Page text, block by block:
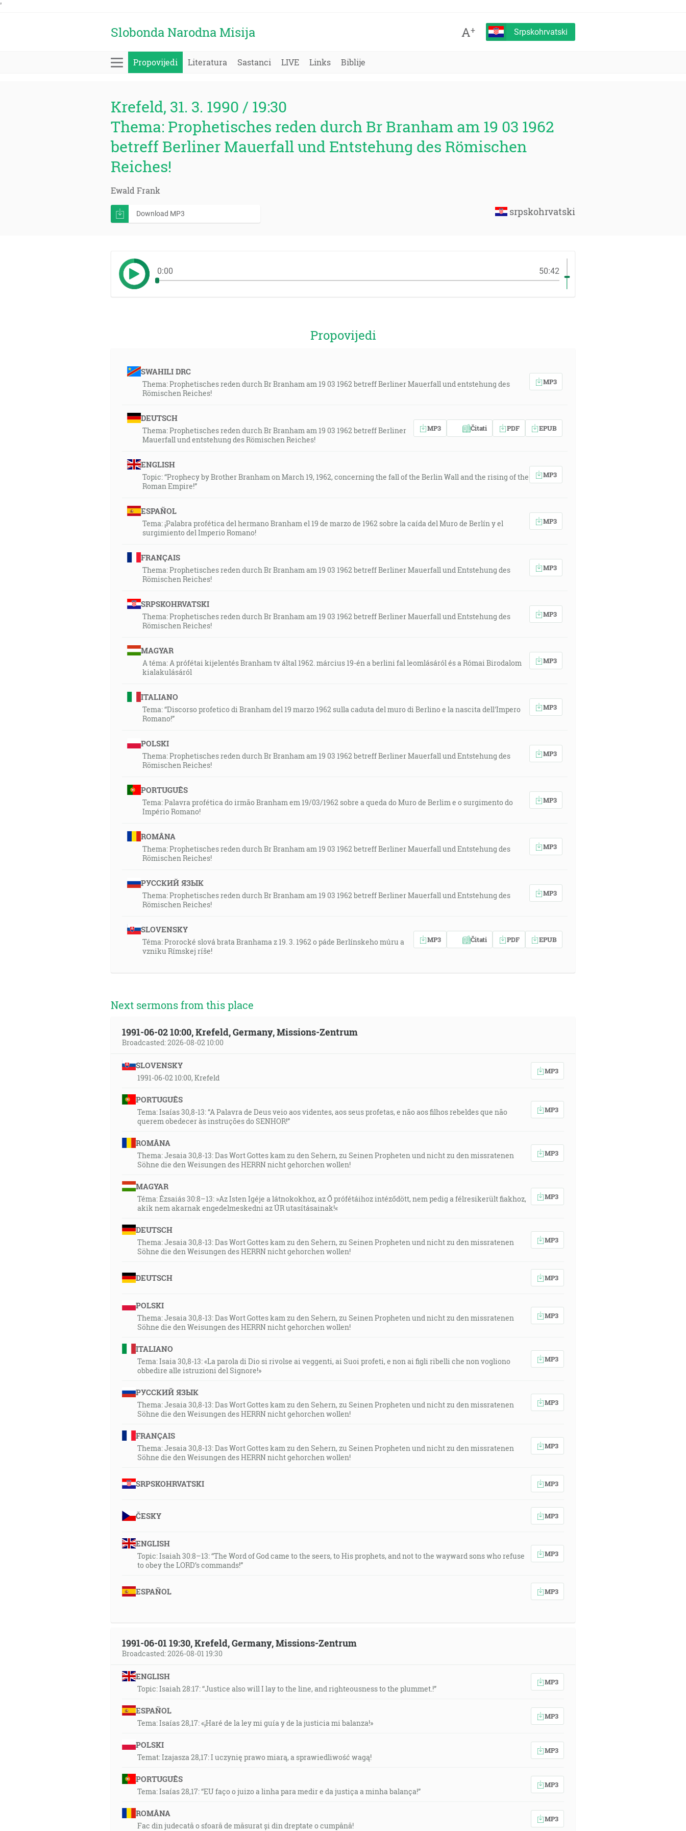
'
Slobonda Narodna Misija A+ Srpskohrvatski
Propovijedi Literatura Sastanci LIVE Links Biblije
Krefeld, 31. 3. 1990 / 19:30
Thema: Prophetisches reden durch Br Branham am 19 03 1962
betreff Berliner Mauerfall und Entstehung des Römischen
Reiches!
Ewald Frank
srpskohrvatski
Download MP3
0:00 50:42
Propovijedi
SWAHILI DRC
Thema: Prophetisches reden durch Br Branham am 19 03 1962 betreff Berliner Mauerfall und entstehung des
Römischen Reiches!
MP3
DEUTSCH
Thema: Prophetisches reden durch Br Branham am 19 03 1962 betreff Berliner
Mauerfall und entstehung des Römischen Reiches!
MP3 Čitati PDF EPUB
ENGLISH
Topic: “Prophecy by Brother Branham on March 19, 1962, concerning the fall of the Berlin Wall and the rising of the
Roman Empire!”
MP3
ESPAÑOL
Tema: ¡Palabra profética del hermano Branham el 19 de marzo de 1962 sobre la caída del Muro de Berlín y el
surgimiento del Imperio Romano!
MP3
FRANÇAIS
Thema: Prophetisches reden durch Br Branham am 19 03 1962 betreff Berliner Mauerfall und Entstehung des
Römischen Reiches!
MP3
SRPSKOHRVATSKI
Thema: Prophetisches reden durch Br Branham am 19 03 1962 betreff Berliner Mauerfall und Entstehung des
Römischen Reiches!
MP3
MAGYAR
A téma: A prófétai kijelentés Branham tv által 1962. március 19-én a berlini fal leomlásáról és a Római Birodalom
kialakulásáról
MP3
ITALIANO
Tema: “Discorso profetico di Branham del 19 marzo 1962 sulla caduta del muro di Berlino e la nascita dell'Impero
Romano!”
MP3
POLSKI
Thema: Prophetisches reden durch Br Branham am 19 03 1962 betreff Berliner Mauerfall und Entstehung des
Römischen Reiches!
MP3
PORTUGUÊS
Tema: Palavra profética do irmão Branham em 19/03/1962 sobre a queda do Muro de Berlim e o surgimento do
Império Romano!
MP3
ROMÂNA
Thema: Prophetisches reden durch Br Branham am 19 03 1962 betreff Berliner Mauerfall und Entstehung des
Römischen Reiches!
MP3
РУССКИЙ ЯЗЫК
Thema: Prophetisches reden durch Br Branham am 19 03 1962 betreff Berliner Mauerfall und Entstehung des
Römischen Reiches!
MP3
SLOVENSKY
Téma: Prorocké slová brata Branhama z 19. 3. 1962 o páde Berlínskeho múru a
vzniku Rímskej ríše!
MP3 Čitati PDF EPUB
Next sermons from this place
1991-06-02 10:00, Krefeld, Germany, Missions-Zentrum
Broadcasted: 2026-08-02 10:00
SLOVENSKY
1991-06-02 10:00, Krefeld
MP3
PORTUGUÊS
Tema: Isaías 30,8-13: “A Palavra de Deus veio aos videntes, aos seus profetas, e não aos filhos rebeldes que não
querem obedecer às instruções do SENHOR!”
MP3
ROMÂNA
Thema: Jesaia 30,8-13: Das Wort Gottes kam zu den Sehern, zu Seinen Propheten und nicht zu den missratenen
Söhne die den Weisungen des HERRN nicht gehorchen wollen!
MP3
MAGYAR
Téma: Ézsaiás 30:8–13: »Az Isten Igéje a látnokokhoz, az Ő prófétáihoz intéződött, nem pedig a félresikerült fiakhoz,
akik nem akarnak engedelmeskedni az ÚR utasításainak!«
MP3
DEUTSCH
Thema: Jesaia 30,8-13: Das Wort Gottes kam zu den Sehern, zu Seinen Propheten und nicht zu den missratenen
Söhne die den Weisungen des HERRN nicht gehorchen wollen!
MP3
DEUTSCH MP3
POLSKI
Thema: Jesaia 30,8-13: Das Wort Gottes kam zu den Sehern, zu Seinen Propheten und nicht zu den missratenen
Söhne die den Weisungen des HERRN nicht gehorchen wollen!
MP3
ITALIANO
Tema: Isaia 30,8-13: «La parola di Dio si rivolse ai veggenti, ai Suoi profeti, e non ai figli ribelli che non vogliono
obbedire alle istruzioni del Signore!»
MP3
РУССКИЙ ЯЗЫК
Thema: Jesaia 30,8-13: Das Wort Gottes kam zu den Sehern, zu Seinen Propheten und nicht zu den missratenen
Söhne die den Weisungen des HERRN nicht gehorchen wollen!
MP3
FRANÇAIS
Thema: Jesaia 30,8-13: Das Wort Gottes kam zu den Sehern, zu Seinen Propheten und nicht zu den missratenen
Söhne die den Weisungen des HERRN nicht gehorchen wollen!
MP3
SRPSKOHRVATSKI MP3
ČESKY MP3
ENGLISH
Topic: Isaiah 30:8–13: “The Word of God came to the seers, to His prophets, and not to the wayward sons who refuse
to obey the LORD’s commands!”
MP3
ESPAÑOL MP3
1991-06-01 19:30, Krefeld, Germany, Missions-Zentrum
Broadcasted: 2026-08-01 19:30
ENGLISH
Topic: Isaiah 28:17: “Justice also will I lay to the line, and righteousness to the plummet.!”
MP3
ESPAÑOL
Tema: Isaías 28,17: «¡Haré de la ley mi guía y de la justicia mi balanza!»
MP3
POLSKI
Temat: Izajasza 28,17: I uczynię prawo miarą, a sprawiedliwość wagą!
MP3
PORTUGUÊS
Tema: Isaías 28,17: “EU faço o juizo a linha para medir e da justiça a minha balança!”
MP3
ROMÂNA
Fac din judecată o sfoară de măsurat și din dreptate o cumpănă!
MP3